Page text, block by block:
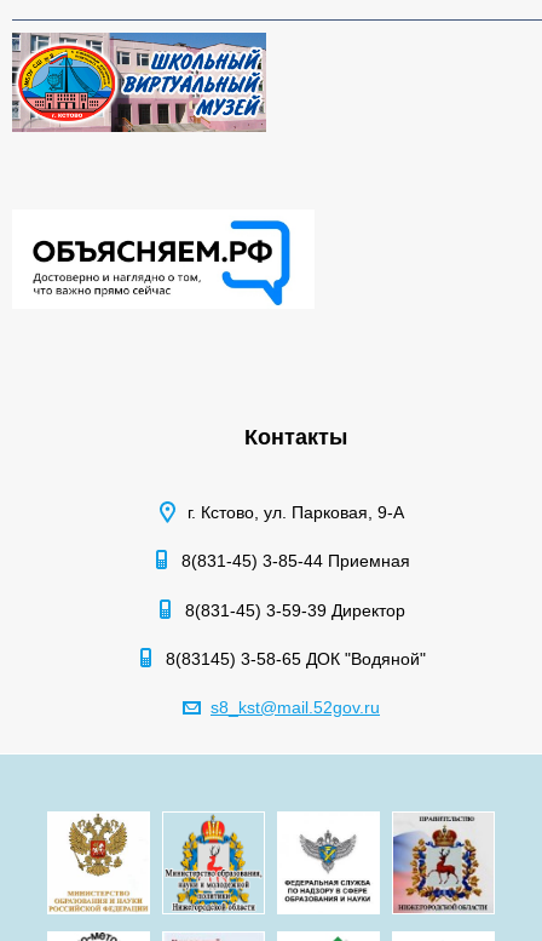
Контакты
г. Кстово, ул. Парковая, 9-А
8(831-45) 3-85-44 Приемная
8(831-45) 3-59-39 Директор
8(83145) 3-58-65 ДОК "Водяной"
s8_kst@mail.52gov.ru